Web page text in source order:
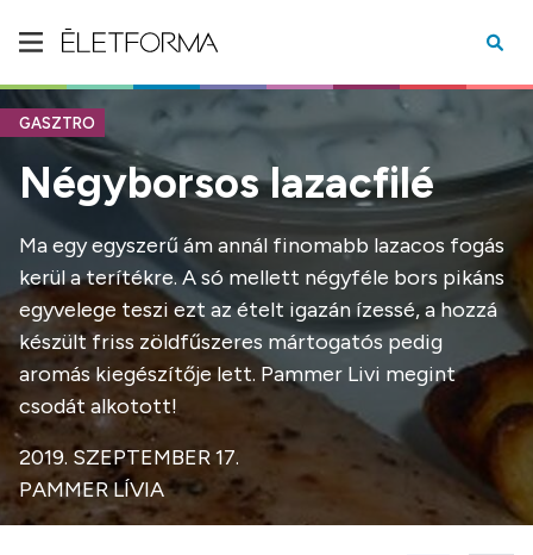
GASZTRO
Négyborsos lazacfilé
Ma egy egyszerű ám annál finomabb lazacos fogás
kerül a terítékre. A só mellett négyféle bors pikáns
egyvelege teszi ezt az ételt igazán ízessé, a hozzá
készült friss zöldfűszeres mártogatós pedig
aromás kiegészítője lett. Pammer Livi megint
csodát alkotott!
2019. SZEPTEMBER 17.
PAMMER LÍVIA